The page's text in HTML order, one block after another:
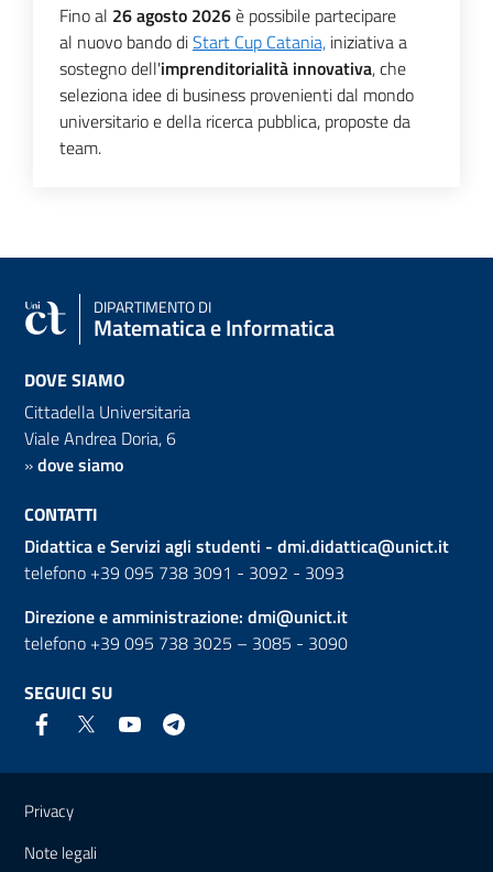
Fino al 26 agosto 2026è possibile partecipare
al nuovo bando diStart Cup Catania, iniziativa a
sostegno dell'imprenditorialità innovativa, che
seleziona idee di business provenienti dal mondo
universitario e della ricerca pubblica, proposte da
team.
DIPARTIMENTO DI
Matematica e Informatica
DOVE SIAMO
Cittadella Universitaria
Viale Andrea Doria, 6
»dove siamo
CONTATTI
Didattica e Servizi agli studenti - dmi.didattica@unict.it
telefono +39 095 738 3091 - 3092 - 3093
Direzione e amministrazione: dmi@unict.it
telefono +39 095 738 3025 – 3085 - 3090
SEGUICI SU
Link e informazioni utili
Privacy
Note legali